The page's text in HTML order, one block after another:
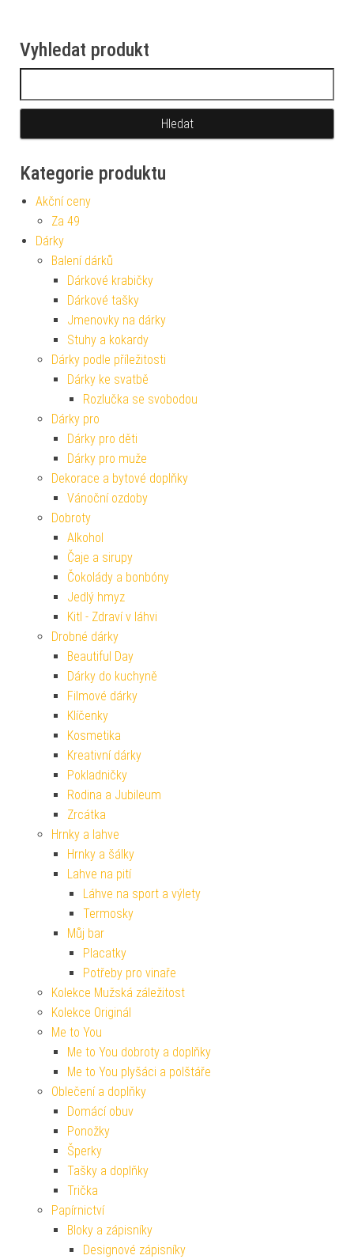
Vyhledat produkt
Kategorie produktu
Akční ceny
Za 49
Dárky
Balení dárků
Dárkové krabičky
Dárkové tašky
Jmenovky na dárky
Stuhy a kokardy
Dárky podle příležitosti
Dárky ke svatbě
Rozlučka se svobodou
Dárky pro
Dárky pro děti
Dárky pro muže
Dekorace a bytové doplňky
Vánoční ozdoby
Dobroty
Alkohol
Čaje a sirupy
Čokolády a bonbóny
Jedlý hmyz
Kitl - Zdraví v láhvi
Drobné dárky
Beautiful Day
Dárky do kuchyně
Filmové dárky
Klíčenky
Kosmetika
Kreativní dárky
Pokladničky
Rodina a Jubileum
Zrcátka
Hrnky a lahve
Hrnky a šálky
Lahve na pití
Láhve na sport a výlety
Termosky
Můj bar
Placatky
Potřeby pro vinaře
Kolekce Mužská záležitost
Kolekce Originál
Me to You
Me to You dobroty a doplňky
Me to You plyšáci a polštáře
Oblečení a doplňky
Domácí obuv
Ponožky
Šperky
Tašky a doplňky
Trička
Papírnictví
Bloky a zápisníky
Designové zápisníky